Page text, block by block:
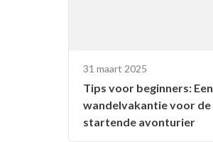
31 maart 2025
Tips voor beginners: Een
wandelvakantie voor de
startende avonturier